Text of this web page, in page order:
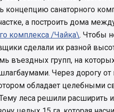
концепцию санаторного
а построить дома
комплекса /Чайка\. Чтобы
сделали их разной
въездных групп, на
Через дорогу
обладает целебными
Тему леса решили